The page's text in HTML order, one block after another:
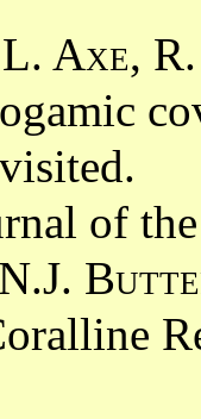
Axe,
of the
N.J.